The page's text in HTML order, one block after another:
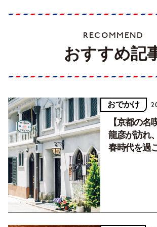
RECOMMEND
おすすめ記
おでかけ
【京都の名
龍彦が訪れ
春時代を過